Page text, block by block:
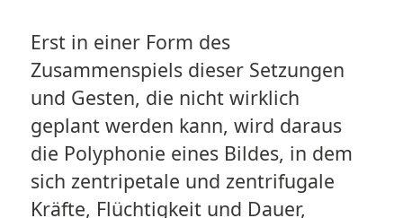
Erst in einer Form des
Zusammenspiels dieser Setzungen
und Gesten, die nicht wirklich
geplant werden kann, wird daraus
die Polyphonie eines Bildes, in dem
sich zentripetale und zentrifugale
Kräfte, Flüchtigkeit und Dauer,